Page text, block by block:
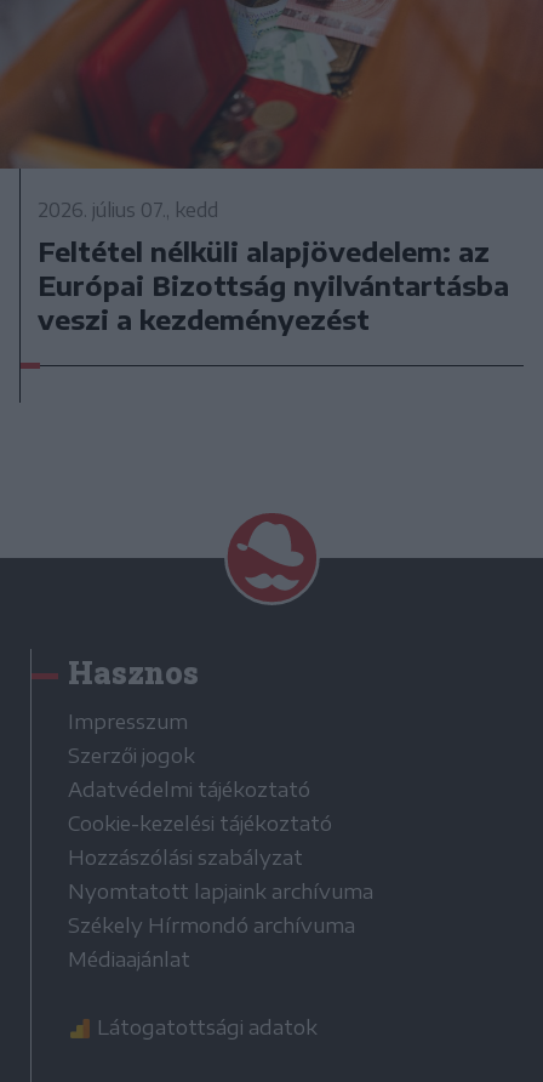
2026. július 07., kedd
Feltétel nélküli alapjövedelem: az
Európai Bizottság nyilvántartásba
veszi a kezdeményezést
Hasznos
Impresszum
Szerzői jogok
Adatvédelmi tájékoztató
Cookie-kezelési tájékoztató
Hozzászólási szabályzat
Nyomtatott lapjaink archívuma
Székely Hírmondó archívuma
Médiaajánlat
Látogatottsági adatok